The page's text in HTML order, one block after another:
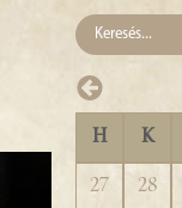
H K
27 28